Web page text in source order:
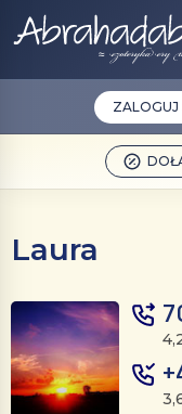
ZALOGUJ
Laura